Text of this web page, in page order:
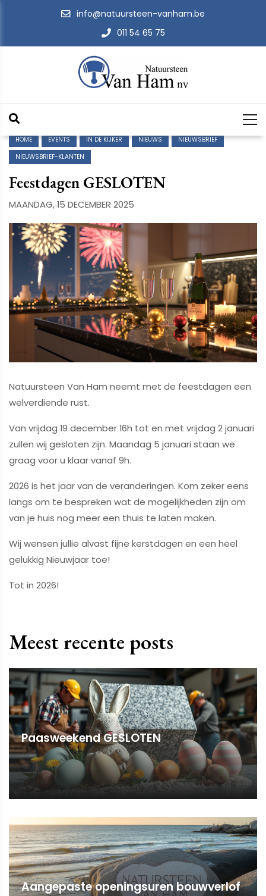
info@natuursteen-vanham.be
011 54 65 75
HOME EVENTS IN DE KIJKER NIEUWS
NIEUWSBRIEF
NIEUWSBRIEF-KLANTEN
Feestdagen GESLOTEN
MAANDAG, 15 DECEMBER 2025
Natuursteen Van Ham neemt met de feestdagen een
welverdiende rust.
Van vrijdag 19 december 16h tot en met vrijdag 2 januari
zullen wij gesloten zijn. Maandag 5 januari staan we
graag voor u klaar vanaf 9h.
2026 is het jaar van de veranderingen. Kom zeker eens
langs om te bespreken wat de mogelijkheden zijn om
van je huis nog meer een thuis te laten maken.
Wij wensen jullie alvast fijne kerstdagen en een heel
gelukkig Nieuwjaar toe!
Tot in 2026!
Meest recente posts
Paasweekend GESLOTEN
Aangepaste openingsuren bouwverlof